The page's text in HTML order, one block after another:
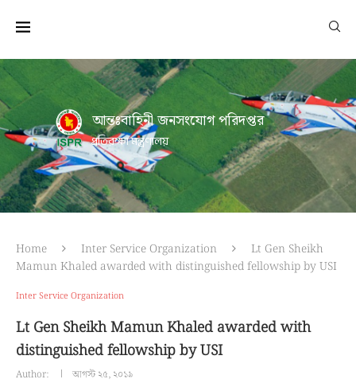
আন্তঃবাহিনী জনসংযোগ পরিদপ্তর
প্রতিরক্ষা মন্ত্রণালয়
Home Inter Service Organization
Lt Gen Sheikh
Mamun Khaled awarded with distinguished fellowship by USI
Inter Service Organization
Lt Gen Sheikh Mamun Khaled awarded with
distinguished fellowship by USI
Author: আগস্ট ২৫, ২০১৯